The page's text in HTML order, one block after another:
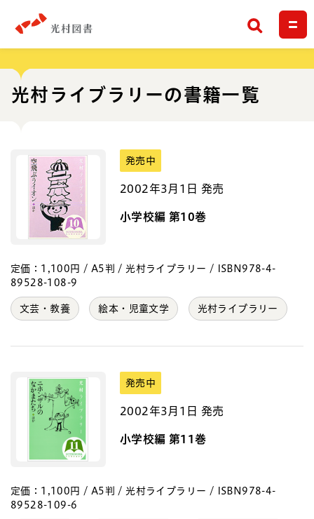
検索
光村ライブラリーの書籍一覧
発売中
2002年3月1日 発売
小学校編 第10巻
定価：1,100円 / A5判 / 光村ライブラリー / ISBN978-4-
89528-108-9
文芸・教養 絵本・児童文学 光村ライブラリー
発売中
2002年3月1日 発売
小学校編 第11巻
定価：1,100円 / A5判 / 光村ライブラリー / ISBN978-4-
89528-109-6